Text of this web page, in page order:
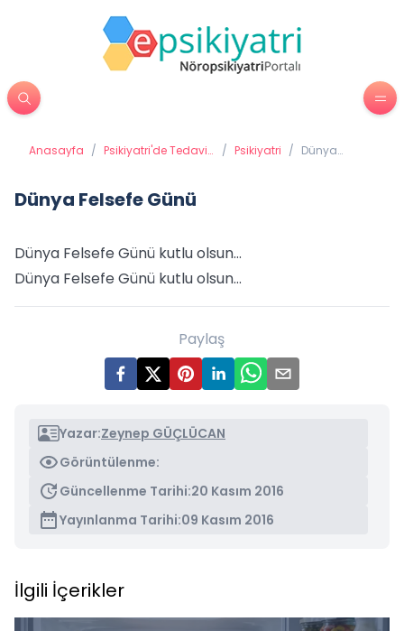
Anasayfa / Psikiyatri'de Tedavi
/ Psikiyatri / Dünya
Dünya Felsefe Günü
Dünya Felsefe Günü kutlu olsun...
Dünya Felsefe Günü kutlu olsun...
Paylaş
Yazar:Zeynep GÜÇLÜCAN
Görüntülenme:
Güncellenme Tarihi:20 Kasım 2016
Yayınlanma Tarihi:09 Kasım 2016
İlgili İçerikler